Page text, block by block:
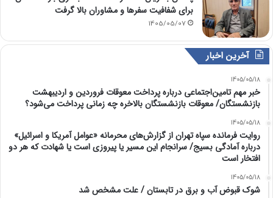
برای شفافیت سفرها و مشاوران بالا گرفت
1405/05/07
آخرین اخبار
1405/05/18
خبر مهم تامین‌اجتماعی درباره پرداخت معوقات فروردین و اردیبهشت
بازنشستگان/ معوقات بازنشستگان بالاخره چه زمانی پرداخت می‌شود؟
1405/05/18
روایت فرمانده سپاه تهران از گزارش‌های محرمانه «عوامل آمریکا و اسرائیل»
درباره آمادگی بسیج/ سرانجام این مسیر یا پیروزی است یا شهادت که هر دو
افتخار است
1405/05/18
شوک قبوض آب و برق در تابستان / علت مشخص شد